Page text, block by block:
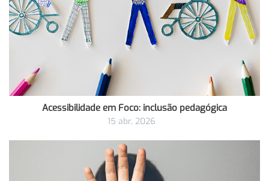
Acessibilidade em Foco: inclusão pedagógica
15 abr, 2026